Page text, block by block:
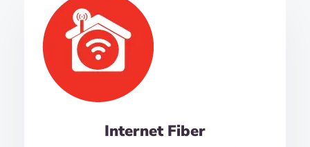
Internet Fiber